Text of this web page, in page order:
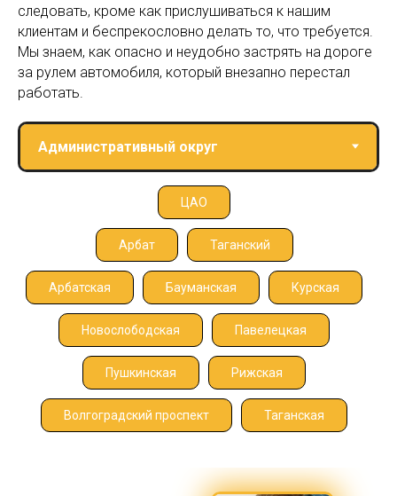
следовать, кроме как прислушиваться к нашим
клиентам и беспрекословно делать то, что требуется.
Мы знаем, как опасно и неудобно застрять на дороге
за рулем автомобиля, который внезапно перестал
работать.
ЦАО
Арбат Таганский
Арбатская Бауманская Курская
Новослободская Павелецкая
Пушкинская Рижская
Волгоградский проспект Таганская